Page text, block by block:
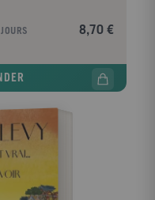
son excentrique
jusqu'aux rives du
Alice et Daldry
qui, révélant peu à
décidera de leur
8,70 €